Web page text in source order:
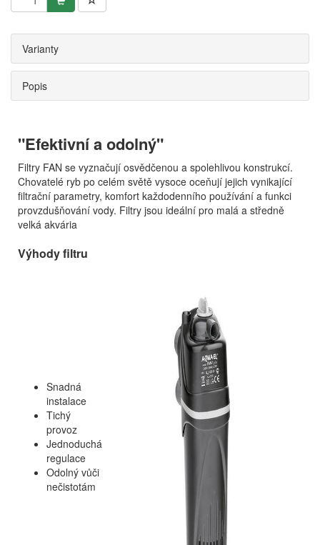
Varianty
Popis
"Efektivní a odolný"
Filtry FAN se vyznačují osvědčenou a spolehlivou konstrukcí.
Chovatelé ryb po celém světě vysoce oceňují jejich vynikající
filtrační parametry, komfort každodenního používání a funkci
provzdušňování vody. Filtry jsou ideální pro malá a středně
velká akvária
Výhody filtru
Snadná
instalace
Tichý
provoz
Jednoduchá
regulace
Odolný vůči
nečistotám